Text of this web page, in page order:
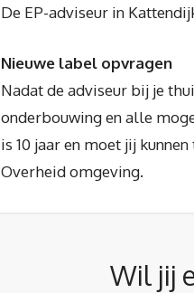
De EP-adviseur in
Nieuwe label opvragen
Nadat de adviseur bij je
onderbouwing en alle
is 10 jaar en moet jij
Overheid omgeving.
Wil jij